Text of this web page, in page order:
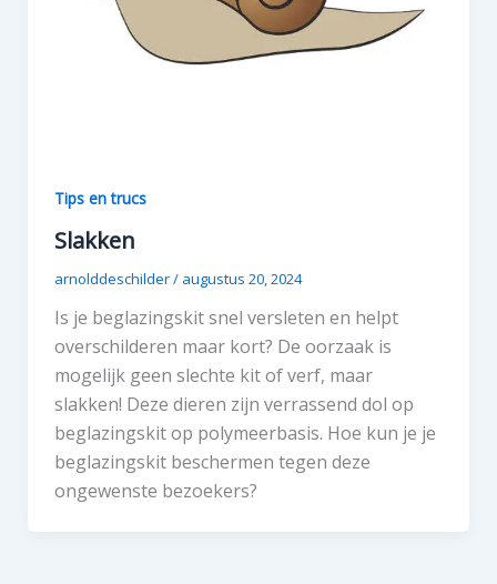
Tips en trucs
Slakken
arnolddeschilder/ augustus 20, 2024
Is je beglazingskit snel versleten en helpt
overschilderen maar kort? De oorzaak is
mogelijk geen slechte kit of verf, maar
slakken! Deze dieren zijn verrassend dol op
beglazingskit op polymeerbasis. Hoe kun je je
beglazingskit beschermen tegen deze
ongewenste bezoekers?